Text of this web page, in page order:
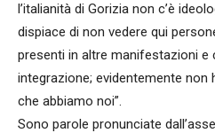
l’italianità di Gorizia non c’è
dispiace di non vedere qui
presenti in altre manifestazioni e
integrazione; evidentemente
che abbiamo noi”.
Sono parole pronunciate